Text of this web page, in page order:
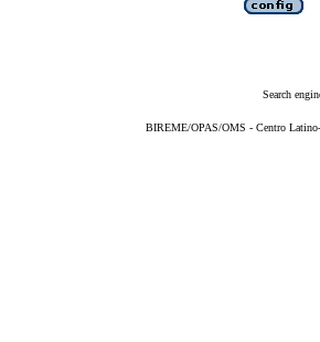
Search
BIREME/OPAS/OMS - Centro Latino-